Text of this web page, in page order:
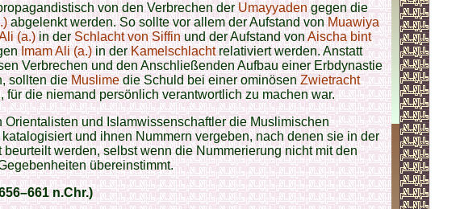
von den Verbrechen derUmayyadengegen die
abgelenkt werden. So sollte vor allem der Aufstand vonMuawiya
(a.)in derSchlacht von Siffinund der Aufstand vonAischa bint
Imam Ali (a.)in derKamelschlachtrelativiert werden. Anstatt
Verbrechen und den Anschließenden Aufbau einer Erbdynastie
sollten dieMuslimedie Schuld bei einer ominösenZwietracht
für die niemand persönlich verantwortlich zu machen war.
Orientalisten und Islamwissenschaftler die Muslimischen
und ihnen Nummern vergeben, nach denen sie in der
beurteilt werden, selbst wenn die Nummerierung nicht mit den
übereinstimmt.
n.Chr.)